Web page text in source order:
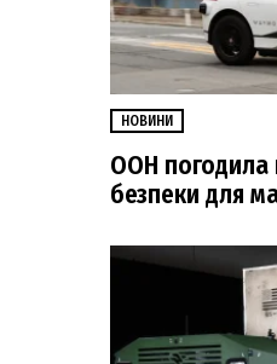
НОВИНИ
ООН погодила
безпеки для